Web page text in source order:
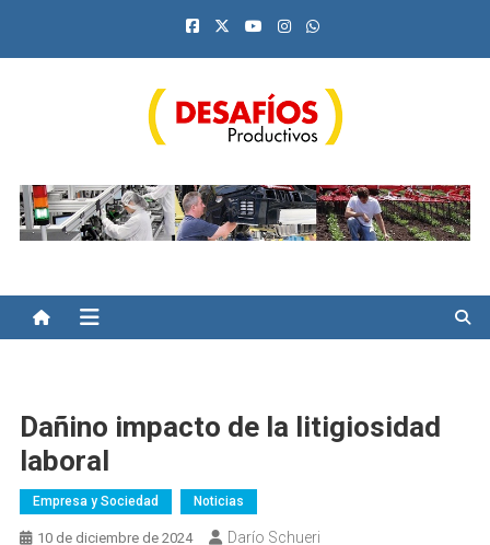
Desafíos Productivos
Dañino impacto de la litigiosidad
laboral
Empresa y Sociedad Noticias
10 de diciembre de 2024 Darío Schueri